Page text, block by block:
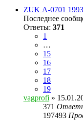
ZUK А-0701
Последнее
Ответы: 371
1
…
15
16
17
18
19
vagprofi »
371
197493